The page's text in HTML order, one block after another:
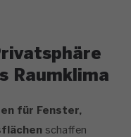
Raumklima
für Fenster,
schaffen